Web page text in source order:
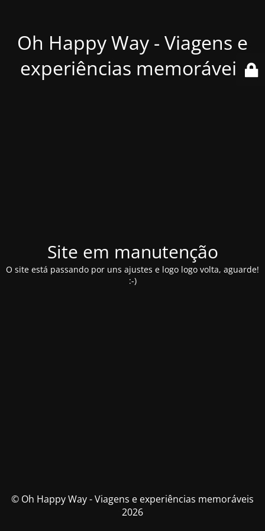
Oh Happy Way - Viagens e
experiências memoráveis
Site em manutenção
O site está passando por uns ajustes e logo logo volta, aguarde!
:-)
© Oh Happy Way - Viagens e experiências memoráveis
2026